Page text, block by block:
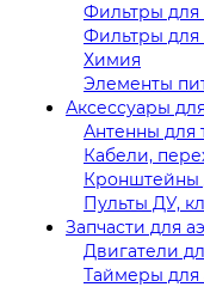
Фильтры для
Фильтры для
Химия
Элементы
Аксессуары
Антенны для
Кабели,
Кронштейны
Пульты ДУ,
Запчасти для
Двигатели
Таймеры для